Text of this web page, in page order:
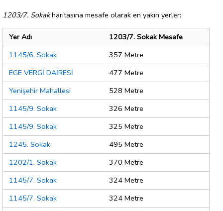
1203/7. Sokakharitasına mesafe olarak en yakın yerler:
Yer Adı
1203/7. Sokak Mesafe
1145/6. Sokak
357 Metre
EGE VERGİ DAİRESİ
477 Metre
Yenişehir Mahallesi
528 Metre
1145/9. Sokak
326 Metre
1145/9. Sokak
325 Metre
1245. Sokak
495 Metre
1202/1. Sokak
370 Metre
1145/7. Sokak
324 Metre
1145/7. Sokak
324 Metre